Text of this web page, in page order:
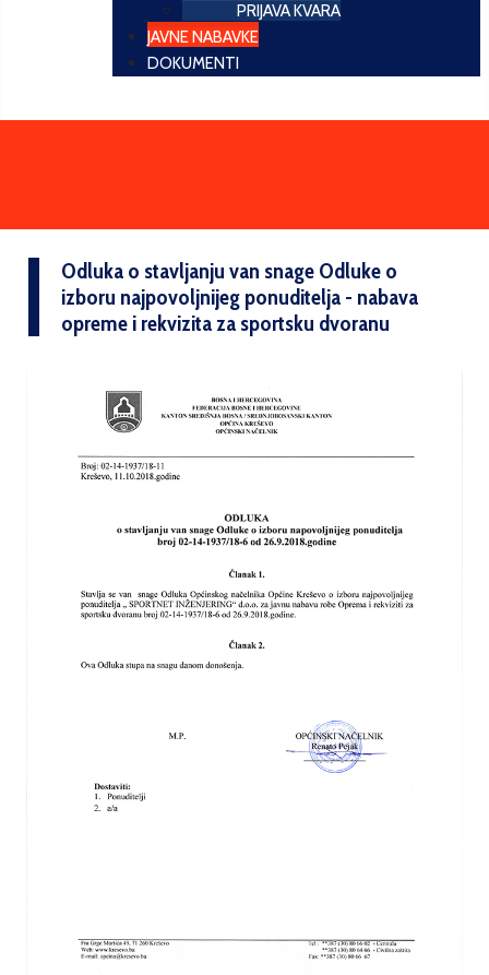
PRIJAVA KVARA
JAVNE NABAVKE
DOKUMENTI
Odluka o stavljanju van snage Odluke o
izboru najpovoljnijeg ponuditelja - nabava
opreme i rekvizita za sportsku dvoranu